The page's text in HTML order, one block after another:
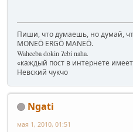
Пиши, что думаешь, но думай,
MONEŌ ERGŌ MANEŌ.
Waheeba dokin ʔebi naha.
«каждый пост в интернете
Невский чукчо
Ngati
мая 1, 2010, 01:51